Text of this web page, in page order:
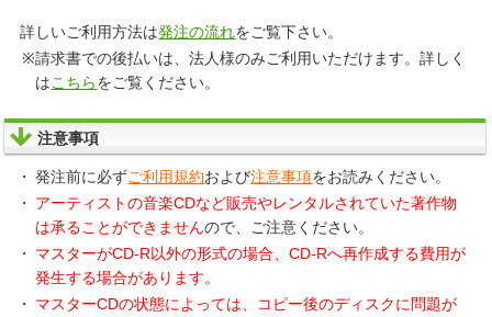
詳しいご利用方法は発注の流れをご覧下さい。
請求書での後払いは、法人様のみご利用いただけます。詳しく
はこちらをご覧ください。
注意事項
発注前に必ずご利用規約および注意事項をお読みください。
アーティストの音楽CDなど販売やレンタルされていた著作物
は承ることができませんので、ご注意ください。
マスターがCD-R以外の形式の場合、CD-Rへ再作成する費用が
発生する場合があります。
マスターCDの状態によっては、コピー後のディスクに問題が